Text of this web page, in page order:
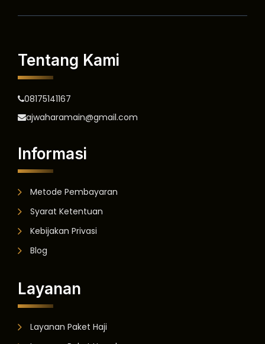
Tentang Kami
08175141167
ajwaharamain@gmail.com
Informasi
Metode Pembayaran
Syarat Ketentuan
Kebijakan Privasi
Blog
Layanan
Layanan Paket Haji